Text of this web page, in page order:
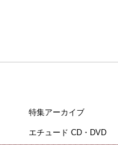
特集アーカイブ
エチュード CD・DVD